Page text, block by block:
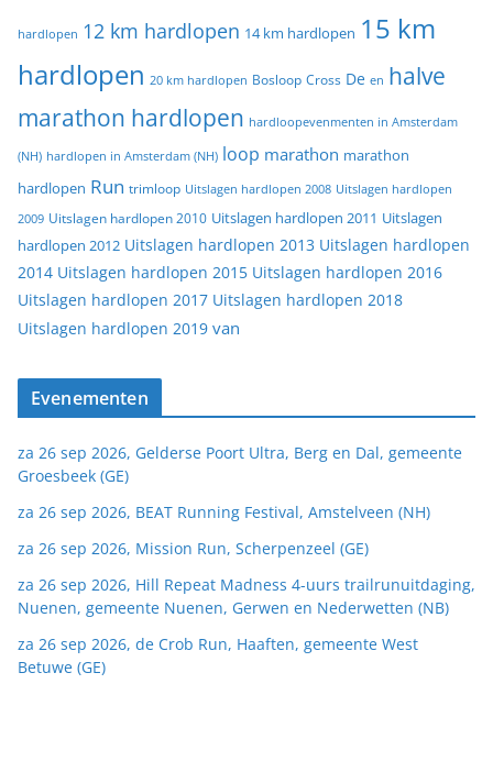
hardlopen 12 km hardlopen 14 km hardlopen 15 km
hardlopen 20 km hardlopen Bosloop Cross De en halve
marathon hardlopen hardloopevenmenten in Amsterdam
(NH) hardlopen in Amsterdam (NH) loop marathon marathon
hardlopen Run trimloop Uitslagen hardlopen 2008 Uitslagen hardlopen
2009 Uitslagen hardlopen 2010 Uitslagen hardlopen 2011 Uitslagen
hardlopen 2012 Uitslagen hardlopen 2013 Uitslagen hardlopen
2014 Uitslagen hardlopen 2015 Uitslagen hardlopen 2016
Uitslagen hardlopen 2017 Uitslagen hardlopen 2018
Uitslagen hardlopen 2019 van
Evenementen
za 26 sep 2026, Gelderse Poort Ultra, Berg en Dal, gemeente
Groesbeek (GE)
za 26 sep 2026, BEAT Running Festival, Amstelveen (NH)
za 26 sep 2026, Mission Run, Scherpenzeel (GE)
za 26 sep 2026, Hill Repeat Madness 4-uurs trailrunuitdaging,
Nuenen, gemeente Nuenen, Gerwen en Nederwetten (NB)
za 26 sep 2026, de Crob Run, Haaften, gemeente West
Betuwe (GE)